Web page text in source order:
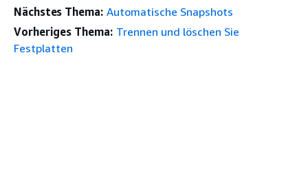
Nächstes Thema: Automatische Snapshots
Vorheriges Thema: Trennen und löschen Sie
Festplatten